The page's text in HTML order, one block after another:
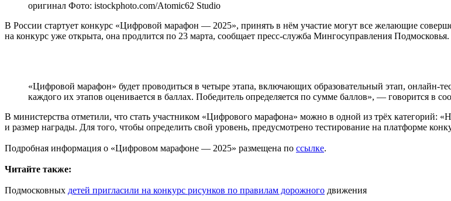
оригинал Фото: istockphoto.com/Atomic62 Studio
В России стартует конкурс «Цифровой марафон — 2025», принять в нём участие могут все желающие
на конкурс уже открыта, она продлится по 23 марта, сообщает пресс-служба Мингосуправления Подмосковья.
«Цифровой марафон» будет проводиться в четыре этапа, включающих образовательный этап,
каждого их этапов оценивается в баллах. Победитель определяется по сумме баллов», — говорится в
В министерства отметили, что стать участником «Цифрового марафона» можно в одной из трёх категорий:
и размер награды. Для того, чтобы определить свой уровень, предусмотрено тестирование на платформе
Подробная информация о «Цифровом марафоне — 2025» размещена по ссылке.
Читайте также:
Подмосковных детей пригласили на конкурс рисунков по правилам дорожного движения